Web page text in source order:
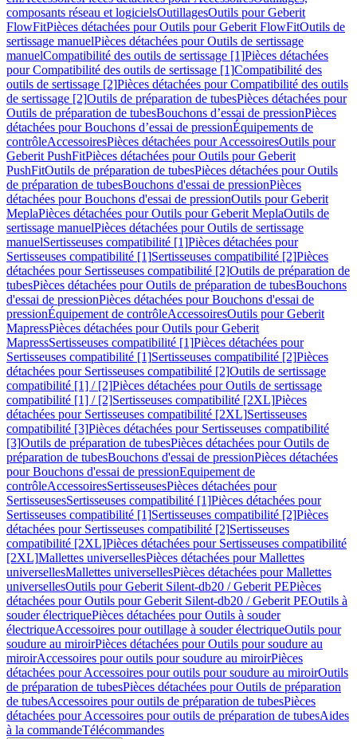
composants réseau et logicielsOutillagesOutils pour Geberit
FlowFitPièces détachées pour Outils pour Geberit FlowFitOutils de
sertissage manuelPièces détachées pour Outils de sertissage
manuelCompatibilité des outils de sertissage [1]Pièces détachées
pour Compatibilité des outils de sertissage [1]Compatibilité des
outils de sertissage [2]Pièces détachées pour Compatibilité des outils
de sertissage [2]Outils de préparation de tubesPièces détachées pour
Outils de préparation de tubesBouchons d’essai de pressionPièces
détachées pour Bouchons d’essai de pressionÉquipements de
contrôleAccessoiresPièces détachées pour AccessoiresOutils pour
Geberit PushFitPièces détachées pour Outils pour Geberit
PushFitOutils de préparation de tubesPièces détachées pour Outils
de préparation de tubesBouchons d'essai de pressionPièces
détachées pour Bouchons d'essai de pressionOutils pour Geberit
MeplaPièces détachées pour Outils pour Geberit MeplaOutils de
sertissage manuelPièces détachées pour Outils de sertissage
manuelSertisseuses compatibilité [1]Pièces détachées pour
Sertisseuses compatibilité [1]Sertisseuses compatibilité [2]Pièces
détachées pour Sertisseuses compatibilité [2]Outils de préparation de
tubesPièces détachées pour Outils de préparation de tubesBouchons
d'essai de pressionPièces détachées pour Bouchons d'essai de
pressionÉquipement de contrôleAccessoiresOutils pour Geberit
MapressPièces détachées pour Outils pour Geberit
MapressSertisseuses compatibilité [1]Pièces détachées pour
Sertisseuses compatibilité [1]Sertisseuses compatibilité [2]Pièces
détachées pour Sertisseuses compatibilité [2]Outils de sertissage
compatibilité [1] / [2]Pièces détachées pour Outils de sertissage
compatibilité [1] / [2]Sertisseuses compatibilité [2XL]Pièces
détachées pour Sertisseuses compatibilité [2XL]Sertisseuses
compatibilité [3]Pièces détachées pour Sertisseuses compatibilité
[3]Outils de préparation de tubesPièces détachées pour Outils de
préparation de tubesBouchons d'essai de pressionPièces détachées
pour Bouchons d'essai de pressionEquipement de
contrôleAccessoiresSertisseusesPièces détachées pour
SertisseusesSertisseuses compatibilité [1]Pièces détachées pour
Sertisseuses compatibilité [1]Sertisseuses compatibilité [2]Pièces
détachées pour Sertisseuses compatibilité [2]Sertisseuses
compatibilité [2XL]Pièces détachées pour Sertisseuses compatibilité
[2XL]Mallettes universellesPièces détachées pour Mallettes
universellesMallettes universellesPièces détachées pour Mallettes
universellesOutils pour Geberit Silent-db20 / Geberit PEPièces
détachées pour Outils pour Geberit Silent-db20 / Geberit PEOutils à
souder électriquePièces détachées pour Outils à souder
électriqueAccessoires pour outillage à souder électriqueOutils pour
soudure au miroirPièces détachées pour Outils pour soudure au
miroirAccessoires pour outils pour soudure au miroirPièces
détachées pour Accessoires pour outils pour soudure au miroirOutils
de préparation de tubesPièces détachées pour Outils de préparation
de tubesAccessoires pour outils de préparation de tubesPièces
détachées pour Accessoires pour outils de préparation de tubesAides
à la commandeTélécommandes